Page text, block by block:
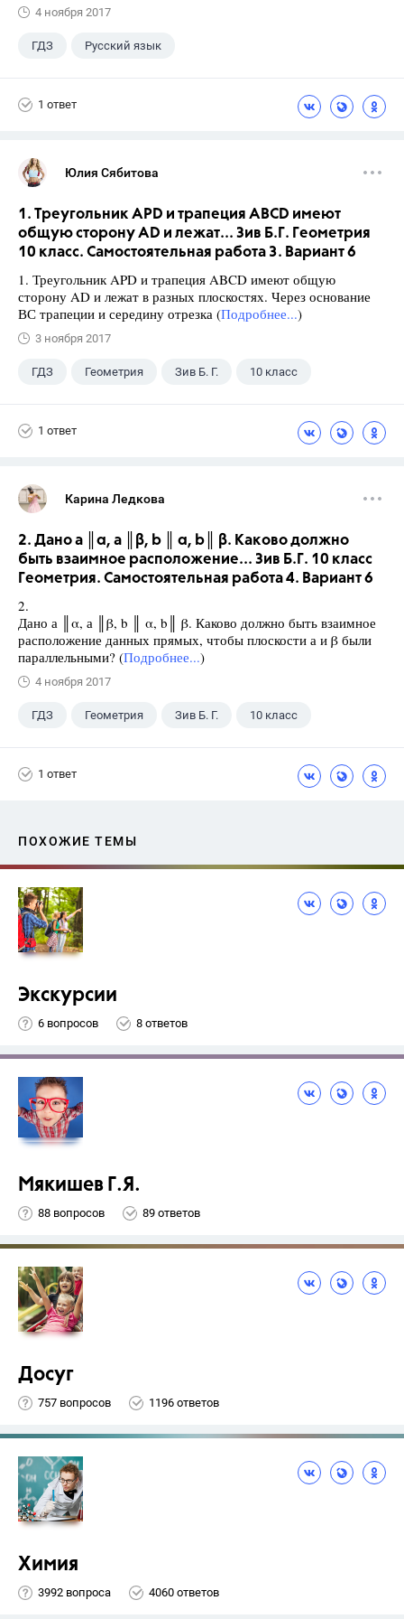
4 ноября 2017
ГДЗ Русский язык
1 ответ
Юлия Сябитова
1. Треугольник APD и трапеция ABCD имеют
общую сторону AD и лежат... Зив Б.Г. Геометрия
10 класс. Самостоятельная работа 3. Вариант 6
1. Треугольник APD и трапеция ABCD имеют общую
сторону AD и лежат в разных плоскостях. Через основание
ВС трапеции и середину отрезка (Подробнее...)
3 ноября 2017
ГДЗ Геометрия Зив Б. Г. 10 класс
1 ответ
Карина Ледкова
2. Дано а ║α, а ║β, b ║ α, b║ β. Каково должно
быть взаимное расположение... Зив Б.Г. 10 класс
Геометрия. Самостоятельная работа 4. Вариант 6
2.
Дано а ║α, а ║β, b ║ α, b║ β. Каково должно быть взаимное
расположение данных прямых, чтобы плоскости а и β были
параллельными? (Подробнее...)
4 ноября 2017
ГДЗ Геометрия Зив Б. Г. 10 класс
1 ответ
ПОХОЖИЕ ТЕМЫ
Экскурсии
6 вопросов 8 ответов
Мякишев Г.Я.
88 вопросов 89 ответов
Досуг
757 вопросов 1196 ответов
Химия
3992 вопроса 4060 ответов